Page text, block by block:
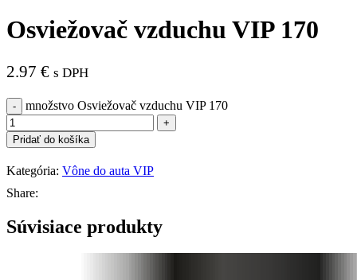
Osviežovač vzduchu VIP 170
2.97 € s DPH
množstvo Osviežovač vzduchu VIP 170
Pridať do košíka
Kategória: Vône do auta VIP
Share:
Súvisiace produkty